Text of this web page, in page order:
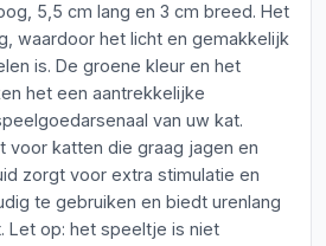
5,5 cm lang en 3 cm breed. Het
waardoor het licht en gemakkelijk
is. De groene kleur en het
het een aantrekkelijke
van uw kat.
voor katten die graag jagen en
zorgt voor extra stimulatie en
te gebruiken en biedt urenlang
Let op: het speeltje is niet